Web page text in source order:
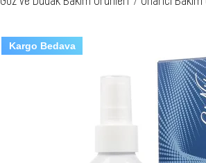
Kargo Bedava